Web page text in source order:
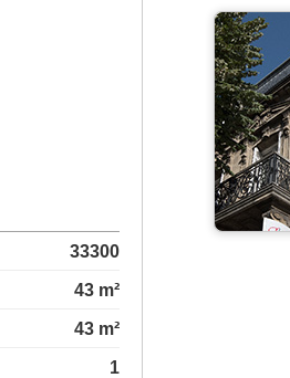
33300
43 m²
43 m²
1